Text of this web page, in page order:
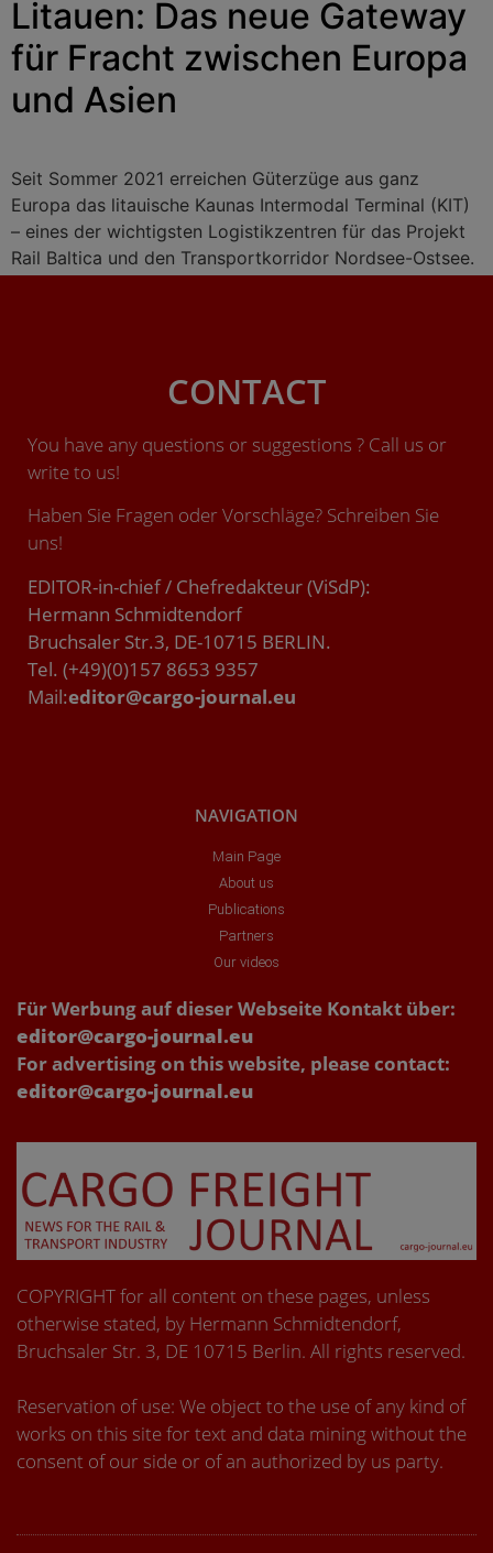
Litauen: Das neue Gateway
für Fracht zwischen Europa
und Asien
Seit Sommer 2021 erreichen Güterzüge aus ganz
Europa das litauische Kaunas Intermodal Terminal (KIT)
– eines der wichtigsten Logistikzentren für das Projekt
Rail Baltica und den Transportkorridor Nordsee-Ostsee.
CONTACT
You have any questions or suggestions ? Call us or
write to us!
Haben Sie Fragen oder Vorschläge? Schreiben Sie
uns!
EDITOR-in-chief / Chefredakteur (ViSdP):
Hermann Schmidtendorf
Bruchsaler Str.3, DE-10715 BERLIN.
Tel. (+49)(0)157 8653 9357
Mail:editor@cargo-journal.eu
NAVIGATION
Main Page
About us
Publications
Partners
Our videos
Für Werbung auf dieser Webseite Kontakt über:
editor@cargo-journal.eu
For advertising on this website, please contact:
editor@cargo-journal.eu
COPYRIGHT for all content on these pages, unless
otherwise stated, by Hermann Schmidtendorf,
Bruchsaler Str. 3, DE 10715 Berlin. All rights reserved.
Reservation of use: We object to the use of any kind of
works on this site for text and data mining without the
consent of our side or of an authorized by us party.